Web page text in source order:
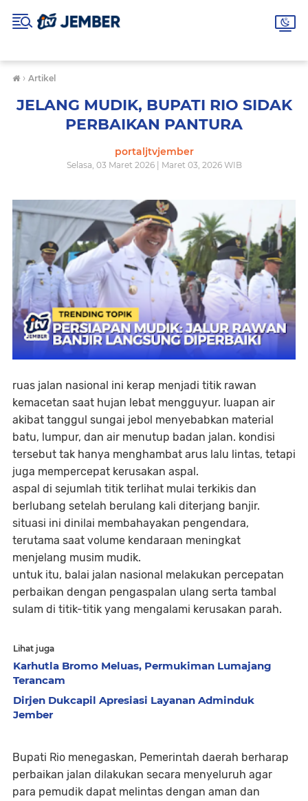
› Artikel
JELANG MUDIK, BUPATI RIO SIDAK
PERBAIKAN PANTURA
portaljtvjember
Selasa, 03 Maret 2026 | Maret 03, 2026 WIB
ruas jalan nasional ini kerap menjadi titik rawan
kemacetan saat hujan lebat mengguyur. luapan air
akibat tanggul sungai jebol menyebabkan material
batu, lumpur, dan air menutup badan jalan. kondisi
tersebut tak hanya menghambat arus lalu lintas, tetapi
juga mempercepat kerusakan aspal.
aspal di sejumlah titik terlihat mulai terkikis dan
berlubang setelah berulang kali diterjang banjir.
situasi ini dinilai membahayakan pengendara,
terutama saat volume kendaraan meningkat
menjelang musim mudik.
untuk itu, balai jalan nasional melakukan percepatan
perbaikan dengan pengaspalan ulang serta tambal
sulam di titik-titik yang mengalami kerusakan parah.
Lihat juga
Karhutla Bromo Meluas, Permukiman Lumajang
Terancam
Dirjen Dukcapil Apresiasi Layanan Adminduk
Jember
Bupati Rio menegaskan, Pemerintah daerah berharap
perbaikan jalan dilakukan secara menyeluruh agar
para pemudik dapat melintas dengan aman dan